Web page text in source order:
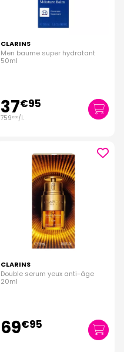
CLARINS
Men baume super hydratant
50ml
37€95
759€00/l.
CLARINS
Double serum yeux anti-âge
20ml
69€95